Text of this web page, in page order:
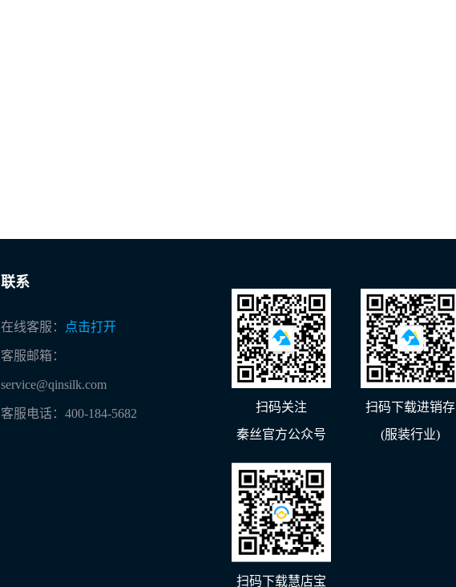
联系
在线客服： 点击打开
客服邮箱：
service@qinsilk.com
客服电话： 400-184-5682 扫码关注
秦丝官方公众号
扫码下载进销存
(服装行业)
扫码下载慧店宝